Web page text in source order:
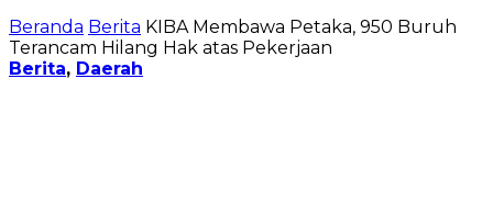
Beranda Berita KIBA Membawa Petaka, 950 Buruh
Terancam Hilang Hak atas Pekerjaan
Berita, Daerah